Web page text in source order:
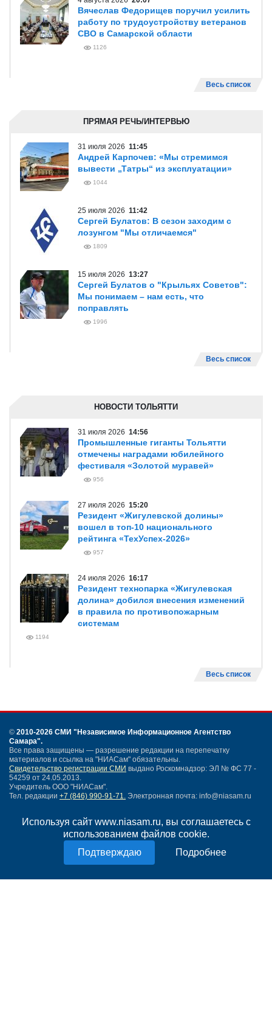
Используя сайт www.niasam.ru, вы соглашаетесь с
использованием файлов cookie.
Подробнее
Вячеслав Федорищев поручил усилить
работу по трудоустройству ветеранов
СВО в Самарской области
1126
Весь список
ПРЯМАЯ РЕЧЬ/ИНТЕРВЬЮ
31 июля 2026 11:45
Андрей Карпочев: «Мы стремимся
вывести „Татры“ из эксплуатации»
1044
25 июля 2026 11:42
Сергей Булатов: В сезон заходим с
лозунгом "Мы отличаемся"
1809
15 июля 2026 13:27
Сергей Булатов о "Крыльях Советов":
Мы понимаем – нам есть, что
поправлять
1996
Весь список
НОВОСТИ ТОЛЬЯТТИ
31 июля 2026 14:56
Промышленные гиганты Тольятти
отмечены наградами юбилейного
фестиваля «Золотой муравей»
956
27 июля 2026 15:20
Резидент «Жигулевской долины»
вошел в топ-10 национального
рейтинга «ТехУспех-2026»
957
24 июля 2026 16:17
Резидент технопарка «Жигулевская
долина» добился внесения изменений
в правила по противопожарным
системам
1194
Весь список
© 2010-2026 СМИ "Независимое Информационное Агентство
Самара".
Все права защищены — разрешение редакции на перепечатку
материалов и ссылка на "НИАСам" обязательны.
Свидетельство регистрации СМИ выдано Роскомнадзор: ЭЛ № ФС 77 -
54259 от 24.05.2013.
Учредитель ООО "НИАСам".
Тел. редакции +7 (846) 990-91-71. Электронная почта: info@niasam.ru
Карта сайта
Нашли ошибку?
Политика конфиденциальности
Согласие на обработку персональных данных